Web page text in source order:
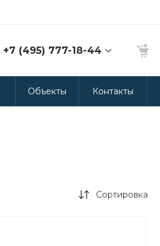
+7 (495) 777-18-44
8 (986) 314-94-49
Промышленная 15
Объекты Контакты
Сортировка